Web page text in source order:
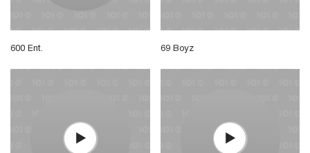
600 Ent. 69 Boyz